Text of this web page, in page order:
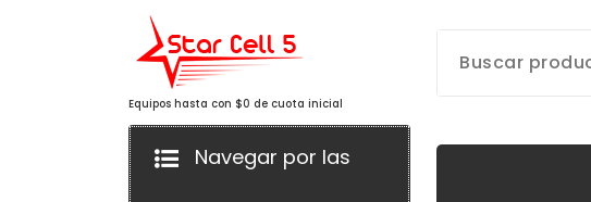
Equipos hasta con $0 de cuota inicial
Navegar por las